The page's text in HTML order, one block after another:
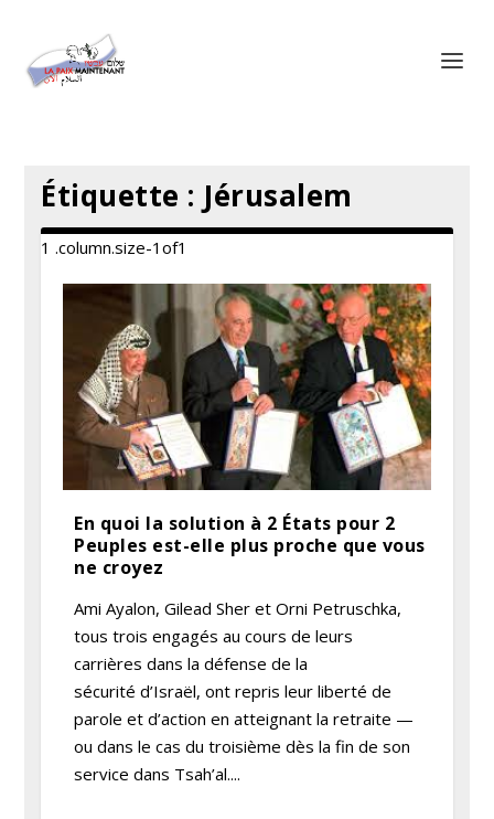
Étiquette : Jérusalem
En quoi la solution à 2 États pour 2
Peuples est-elle plus proche que vous
ne croyez
Ami Ayalon, Gilead Sher et Orni Petruschka,
tous trois engagés au cours de leurs
carrières dans la défense de la
sécurité d’Israël, ont repris leur liberté de
parole et d’action en atteignant la retraite —
ou dans le cas du troisième dès la fin de son
service dans Tsah’al....